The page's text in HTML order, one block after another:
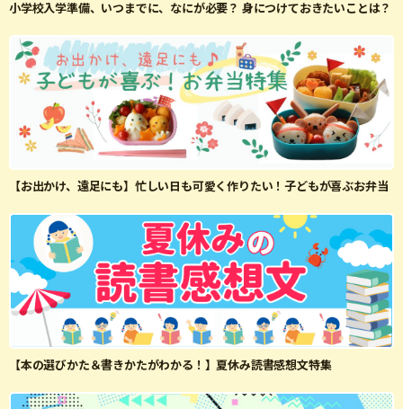
小学校入学準備、いつまでに、なにが必要？ 身につけておきたいことは？
【お出かけ、遠足にも】忙しい日も可愛く作りたい！子どもが喜ぶお弁当
【本の選びかた＆書きかたがわかる！】夏休み読書感想文特集